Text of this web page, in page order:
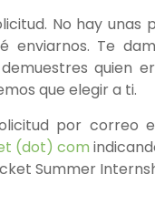
No hay unas
enviarnos. Te
quien
que elegir a ti.
por correo
(dot) com
Summer